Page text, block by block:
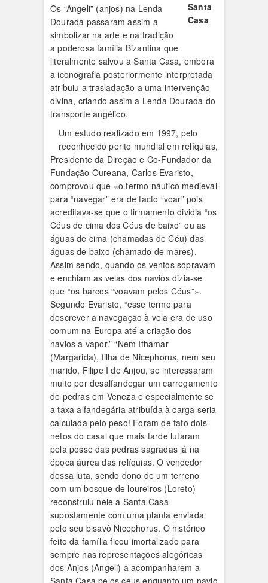
Santa
Casa
Os “Angeli” (anjos) na Lenda
Dourada passaram assim a
simbolizar na arte e na tradição
a poderosa família Bizantina que
literalmente salvou a Santa Casa, embora
a iconografia posteriormente interpretada
atribuiu a trasladação a uma intervenção
divina, criando assim a Lenda Dourada do
transporte angélico.
Um estudo realizado em 1997, pelo
reconhecido perito mundial em relíquias,
Presidente da Direção e Co-Fundador da
Fundação Oureana, Carlos Evaristo,
comprovou que «o termo náutico medieval
para “navegar” era de facto “voar” pois
acreditava-se que o firmamento dividia “os
Céus de cima dos Céus de baixo” ou as
águas de cima (chamadas de Céu) das
águas de baixo (chamado de mares).
Assim sendo, quando os ventos sopravam
e enchiam as velas dos navios dizia-se
que “os barcos “voavam pelos Céus”».
Segundo Evaristo, “esse termo para
descrever a navegação à vela era de uso
comum na Europa até a criação dos
navios a vapor.” “Nem Ithamar
(Margarida), filha de Nicephorus, nem seu
marido, Filipe I de Anjou, se interessaram
muito por desalfandegar um carregamento
de pedras em Veneza e especialmente se
a taxa alfandegária atribuída à carga seria
calculada pelo peso! Foram de fato dois
netos do casal que mais tarde lutaram
pela posse das pedras sagradas já na
época áurea das relíquias. O vencedor
dessa luta, sendo dono de um terreno
com um bosque de loureiros (Loreto)
reconstruiu nele a Santa Casa
supostamente com uma planta enviada
pelo seu bisavô Nicephorus. O histórico
feito da família ficou imortalizado para
sempre nas representações alegóricas
dos Anjos (Angeli) a acompanharem a
Santa Casa pelos céus enquanto um navio